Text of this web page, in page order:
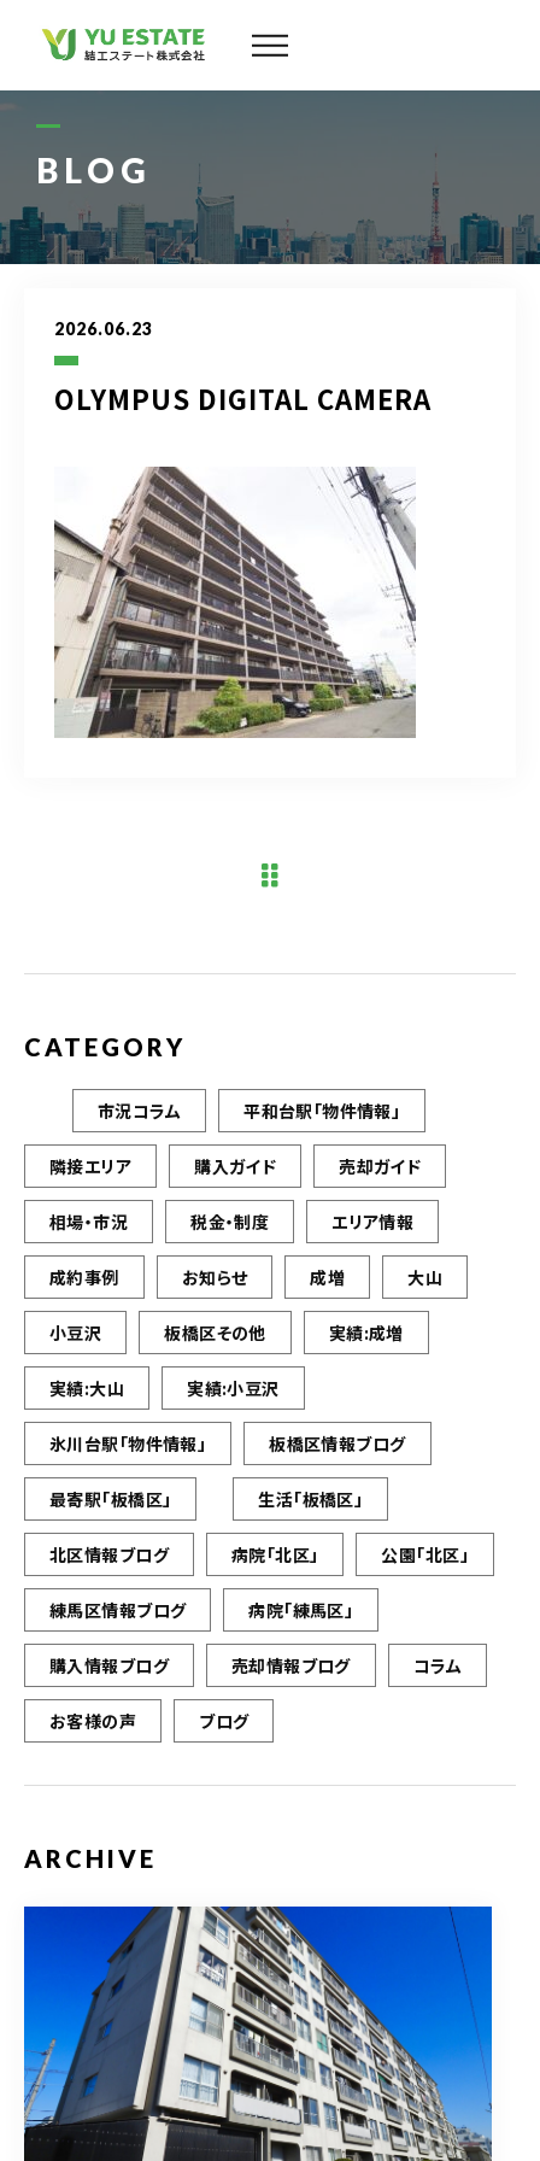
BLOG
2026.06.23
OLYMPUS DIGITAL CAMERA
CATEGORY
市況コラム 平和台駅「物件情報」
隣接エリア 購入ガイド 売却ガイド
相場・市況 税金・制度 エリア情報
成約事例 お知らせ 成増 大山
小豆沢 板橋区その他 実績:成増
実績:大山 実績:小豆沢
氷川台駅「物件情報」 板橋区情報ブログ
最寄駅「板橋区」 生活「板橋区」
北区情報ブログ 病院「北区」 公園「北区」
練馬区情報ブログ 病院「練馬区」
購入情報ブログ 売却情報ブログ コラム
お客様の声 ブログ
ARCHIVE
物件情報
お客様の声
よくある質問
ブログ
アクセス
03-6909-2648
お問い合わせはこちら